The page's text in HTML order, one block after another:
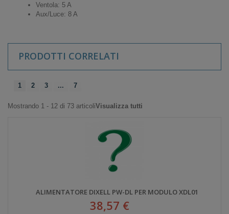
Ventola: 5 A
Aux/Luce: 8 A
PRODOTTI CORRELATI
1 2 3 ... 7
Mostrando 1 - 12 di 73 articoliVisualizza tutti
ALIMENTATORE DIXELL PW-DL PER MODULO XDL01
38,57 €